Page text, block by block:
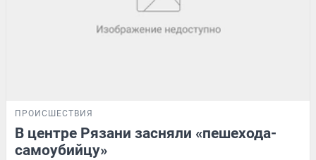
ПРОИСШЕСТВИЯ
В центре Рязани засняли «пешехода-
самоубийцу»